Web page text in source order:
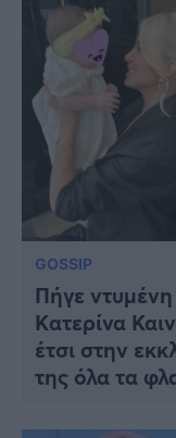
GOSSIP
Πήγε
Kατερίνα
έτσι στην
της όλα τα